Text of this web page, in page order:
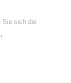
Sie sich die